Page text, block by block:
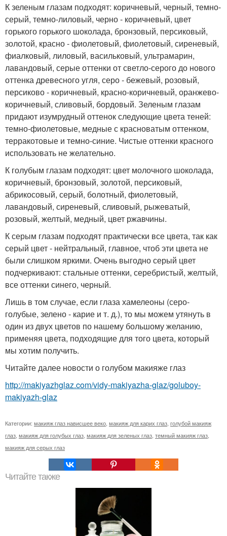
К зеленым глазам подходят: коричневый, черный, темно-
серый, темно-лиловый, черно - коричневый, цвет
горького горького шоколада, бронзовый, персиковый,
золотой, красно - фиолетовый, фиолетовый, сиреневый,
фиалковый, лиловый, васильковый, ультрамарин,
лавандовый, серые оттенки от светло-серого до нового
оттенка древесного угля, серо - бежевый, розовый,
персиково - коричневый, красно-коричневый, оранжево-
коричневый, сливовый, бордовый. Зеленым глазам
придают изумрудный оттенок следующие цвета теней:
темно-фиолетовые, медные с красноватым оттенком,
терракотовые и темно-синие. Чистые оттенки красного
использовать не желательно.
К голубым глазам подходят: цвет молочного шоколада,
коричневый, бронзовый, золотой, персиковый,
абрикосовый, серый, болотный, фиолетовый,
лавандовый, сиреневый, сливовый, рыжеватый,
розовый, желтый, медный, цвет ржавчины.
К серым глазам подходят практически все цвета, так как
серый цвет - нейтральный, главное, чтоб эти цвета не
были слишком яркими. Очень выгодно серый цвет
подчеркивают: стальные оттенки, серебристый, желтый,
все оттенки синего, черный.
Лишь в том случае, если глаза хамелеоны (серо-
голубые, зелено - карие и т. д.), то мы можем утянуть в
один из двух цветов по нашему большому желанию,
применяя цвета, подходящие для того цвета, который
мы хотим получить.
Читайте далее новости о голубом макияже глаз
http://makiyazhglaz.com/vidy-makiyazha-glaz/goluboy-
makiyazh-glaz
Категории: макияж глаз нависшее веко макияж для карих глаз голубой макияж
глаз макияж для голубых глаз макияж для зеленых глаз темный макияж глаз
макияж для серых глаз
Читайте также